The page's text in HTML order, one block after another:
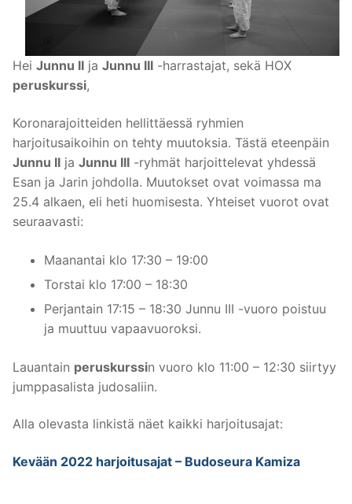
Hei Junnu II ja Junnu III -harrastajat, sekä HOX
peruskurssi,
Koronarajoitteiden hellittäessä ryhmien
harjoitusaikoihin on tehty muutoksia. Tästä eteenpäin
Junnu II ja Junnu III -ryhmät harjoittelevat yhdessä
Esan ja Jarin johdolla. Muutokset ovat voimassa ma
25.4 alkaen, eli heti huomisesta. Yhteiset vuorot ovat
seuraavasti:
Maanantai klo 17:30 – 19:00
Torstai klo 17:00 – 18:30
Perjantain 17:15 – 18:30 Junnu III -vuoro poistuu
ja muuttuu vapaavuoroksi.
Lauantain peruskurssin vuoro klo 11:00 – 12:30 siirtyy
jumppasalista judosaliin.
Alla olevasta linkistä näet kaikki harjoitusajat:
Kevään 2022 harjoitusajat – Budoseura Kamiza